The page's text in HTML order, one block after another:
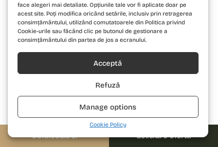
face alegeri mai detaliate. Opțiunile tale vor fi aplicate doar pe
acest site. Poți modifica oricând setările, inclusiv prin retragerea
consimțământului, utilizând comutatoarele din Politica privind
Cookie-urile sau făcând clic pe butonul de gestionare a
consimțământului din partea de jos a ecranului.
Acceptă
Refuză
Manage options
Cookie Policy
Penthouse Duplex 4 Camere Tip E6
VEZI PENTHOUSE DUPLEX 4 ->
0310.052.061 Solicită o ofertă